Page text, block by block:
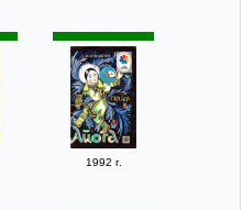
1992 г.